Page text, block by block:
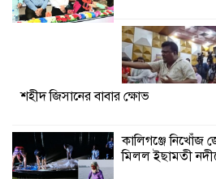
শ্যামনগরে
প্রকল্পের
শ্যামনগরে
শহীদ জিসানের বাবার ক্ষোভ
কালিগঞ্জে নিখোঁজ
মিলল ইছামতী